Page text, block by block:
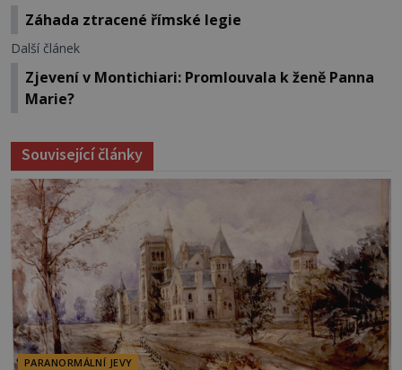
Záhada ztracené římské legie
Další článek
Zjevení v Montichiari: Promlouvala k ženě Panna
Marie?
Související články
PARANORMÁLNÍ JEVY